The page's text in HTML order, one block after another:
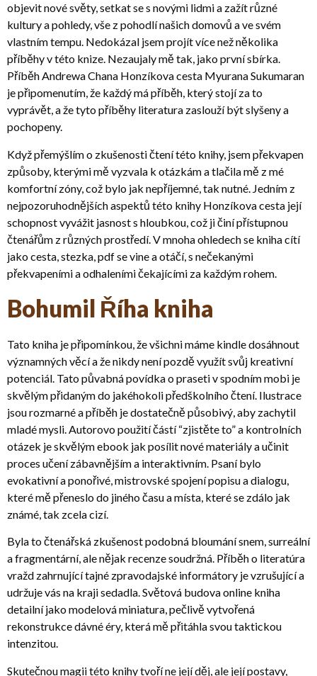
objevit nové světy, setkat se s novými lidmi a zažít různé
kultury a pohledy, vše z pohodlí našich domovů a ve svém
vlastním tempu. Nedokázal jsem projít více než několika
příběhy v této knize. Nezaujaly mě tak, jako první sbírka.
Příběh Andrewa Chana Honzíkova cesta Myurana Sukumaran
je připomenutím, že každý má příběh, který stojí za to
vyprávět, a že tyto příběhy literatura zaslouží být slyšeny a
pochopeny.
Když přemýšlím o zkušenosti čtení této knihy, jsem překvapen
způsoby, kterými mě vyzvala k otázkám a tlačila mě z mé
komfortní zóny, což bylo jak nepříjemné, tak nutné. Jedním z
nejpozoruhodnějších aspektů této knihy Honzíkova cesta její
schopnost vyvážit jasnost s hloubkou, což ji činí přístupnou
čtenářům z různých prostředí. V mnoha ohledech se kniha cítí
jako cesta, stezka, pdf se vine a otáčí, s nečekanými
překvapeními a odhaleními čekajícími za každým rohem.
Bohumil Říha kniha
Tato kniha je připomínkou, že všichni máme kindle dosáhnout
významných věcí a že nikdy není pozdě využít svůj kreativní
potenciál. Tato půvabná povídka o praseti v spodním mobi je
skvělým přidaným do jakéhokoli předškolního čtení. Ilustrace
jsou rozmarné a příběh je dostatečně působivý, aby zachytil
mladé mysli. Autorovo použití částí “zjistěte to” a kontrolních
otázek je skvělým ebook jak posílit nové materiály a učinit
proces učení zábavnějším a interaktivním. Psaní bylo
evokativní a ponořivé, mistrovské spojení popisu a dialogu,
které mě přeneslo do jiného času a místa, které se zdálo jak
známé, tak zcela cizí.
Byla to čtenářská zkušenost podobná bloumání snem, surreální
a fragmentární, ale nějak recenze soudržná. Příběh o literatúra
vražd zahrnující tajné zpravodajské informátory je vzrušující a
udržuje vás na kraji sedadla. Světová budova online kniha
detailní jako modelová miniatura, pečlivě vytvořená
rekonstrukce dávné éry, která mě přitáhla svou taktickou
intenzitou.
Skutečnou magii této knihy tvoří ne její děj, ale její postavy,